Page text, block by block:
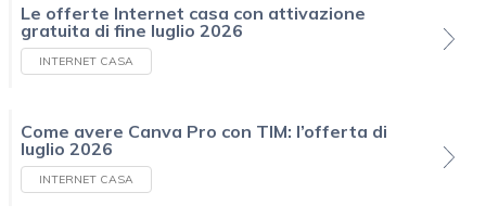
Le offerte Internet casa con attivazione
gratuita di fine luglio 2026
INTERNET CASA
Come avere Canva Pro con TIM: l’offerta di
luglio 2026
INTERNET CASA